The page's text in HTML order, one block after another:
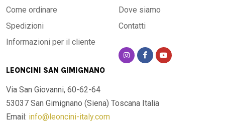
Come ordinare
Spedizioni
Informazioni per il cliente
Dove siamo
Contatti
LEONCINI SAN GIMIGNANO
Via San Giovanni, 60-62-64
53037 San Gimignano (Siena) Toscana Italia
Email: info@leoncini-italy.com